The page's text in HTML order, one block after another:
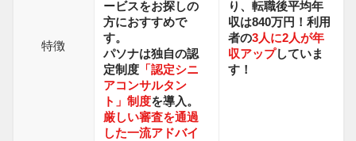
特徴
ービスをお探しの
方におすすめで
す。
パソナは独自の認
定制度 「認定シニ
アコンサルタン
ト」制度を導入。
厳しい審査を通過
した一流アドバイ
り、転職後平均年
収は840万円！利用
者の3人に2人が年
収アップしていま
す！